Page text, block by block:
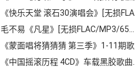
《快乐天堂 滚石30演唱会》[无损FLAC/MP3/4.77GB]百度云网盘下载
毛不易《凡星》[无损FLAC/MP3/65MB]百度云网盘下载
《蒙面唱将猜猜猜 第三季》1-11期歌曲合集[无损FLAC/MP3/2.78GB]百度云网盘下载
《中国摇滚历程 4CD》车载黑胶歌曲合集[无损WAV/MP3/1.66GB]百度云网盘下载